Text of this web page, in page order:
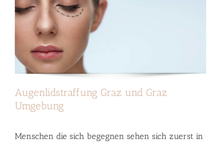
Augenlidstraffung Graz und Graz
Umgebung
Menschen die sich begegnen sehen sich zuerst in